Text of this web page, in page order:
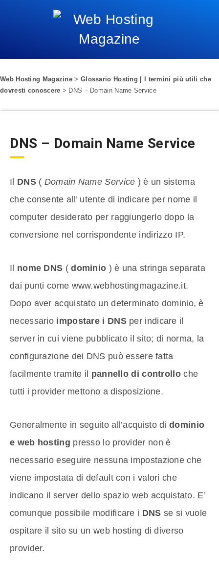
Web Hosting Magazine > Glossario Hosting | I termini più utili che
dovresti conoscere > DNS – Domain Name Service
DNS – Domain Name Service
Il DNS( Domain Name Service ) è un sistema
che consente all’ utente di indicare per nome il
computer desiderato per raggiungerlo dopo la
conversione nel corrispondente indirizzo IP.
Il nome DNS (dominio ) è una stringa separata
dai punti come www.webhostingmagazine.it.
Dopo aver acquistato un determinato dominio, è
necessario impostare i DNSper indicare il
server in cui viene pubblicato il sito; di norma, la
configurazione dei DNS può essere fatta
facilmente tramite il pannello di controlloche
tutti i provider mettono a disposizione.
Generalmente in seguito all’acquisto di dominio
e web hosting presso lo provider non è
necessario eseguire nessuna impostazione che
viene impostata di default con i valori che
indicano il server dello spazio web acquistato. E’
comunque possibile modificare i DNS se si vuole
ospitare il sito su un web hosting di diverso
provider.